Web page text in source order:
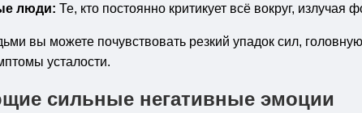
люди: Те, кто постоянно критикует всё вокруг, излучая
вы можете почувствовать резкий упадок сил,
усталости.
сильные негативные эмоции